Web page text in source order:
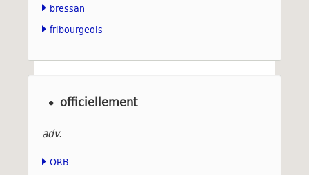
bressan
fribourgeois
officiellement
adv.
ORB